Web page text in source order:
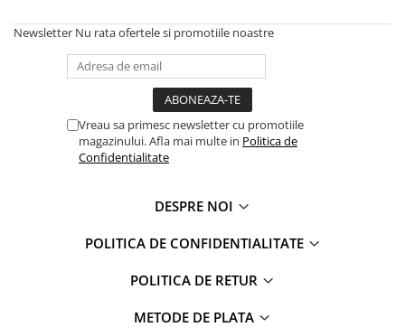
Newsletter Nu rata ofertele si promotiile noastre
Vreau sa primesc newsletter cu promotiile
magazinului. Afla mai multe in Politica de
Confidentialitate
DESPRE NOI
POLITICA DE CONFIDENTIALITATE
POLITICA DE RETUR
METODE DE PLATA